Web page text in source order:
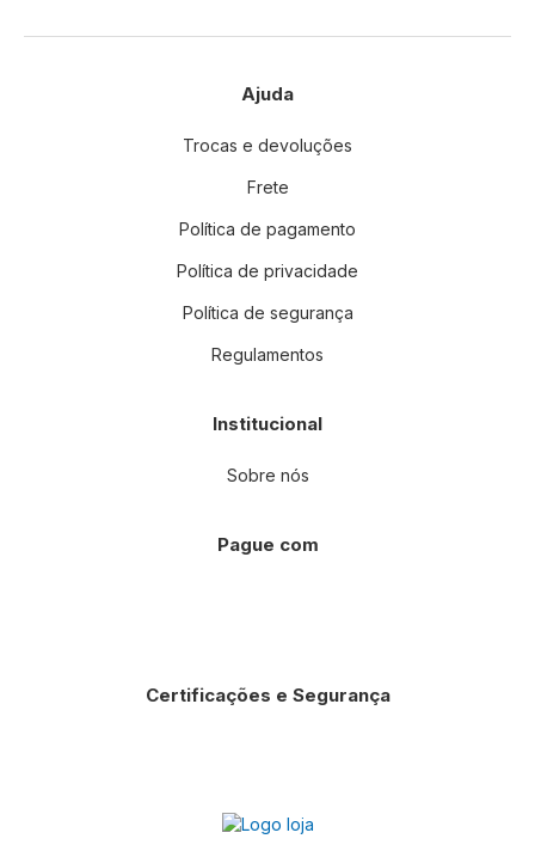
Ajuda
Trocas e devoluções
Frete
Política de pagamento
Política de privacidade
Política de segurança
Regulamentos
Institucional
Sobre nós
Pague com
Certificações e Segurança